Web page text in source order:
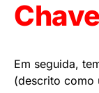
Em seguida,
(descrito como